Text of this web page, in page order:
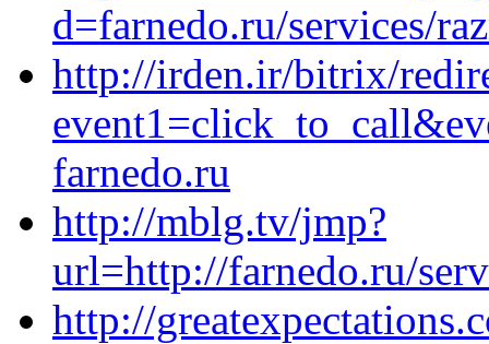
d=farnedo.ru/services/
http://irden.ir/bitrix/
farnedo.ru
http://mblg.tv/jmp?
url=http://farnedo.ru/
http://